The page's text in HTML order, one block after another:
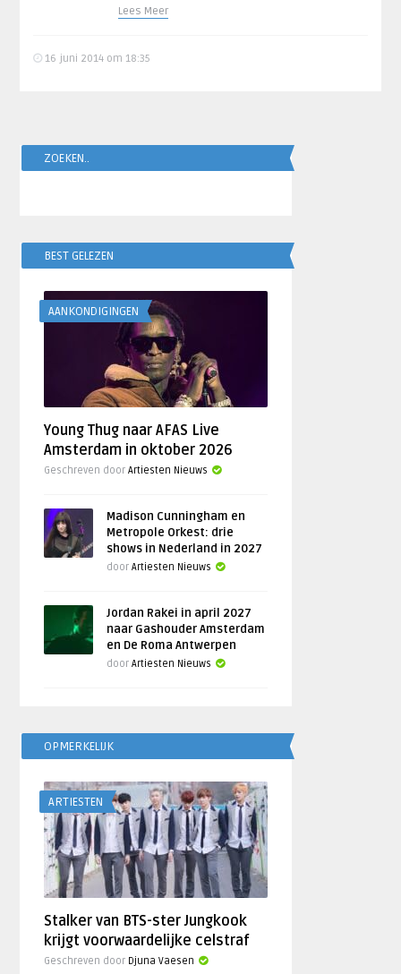
Lees Meer
16 juni 2014 om 18:35
ZOEKEN..
BEST GELEZEN
AANKONDIGINGEN
Young Thug naar AFAS Live
Amsterdam in oktober 2026
Geschreven doorArtiesten Nieuws
Madison Cunningham en
Metropole Orkest: drie
shows in Nederland in 2027
doorArtiesten Nieuws
Jordan Rakei in april 2027
naar Gashouder Amsterdam
en De Roma Antwerpen
doorArtiesten Nieuws
OPMERKELIJK
ARTIESTEN
Stalker van BTS-ster Jungkook
krijgt voorwaardelijke celstraf
Geschreven door Djuna Vaesen